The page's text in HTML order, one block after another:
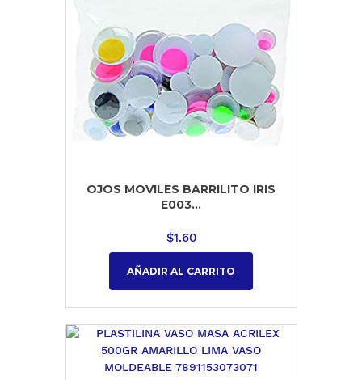
OJOS MOVILES BARRILITO IRIS
E003...
$1.60
AÑADIR AL CARRITO